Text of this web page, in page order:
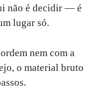
não é decidir — é
lugar só.
nem com a
o material bruto